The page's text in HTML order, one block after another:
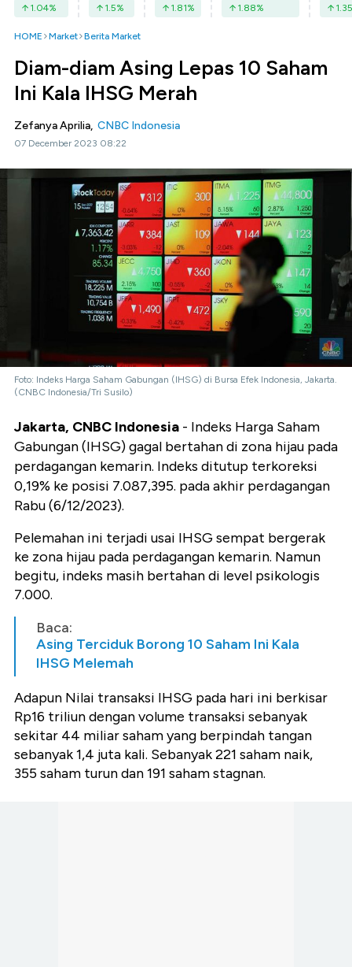
1.04% 1.5% 1.81% 1.88% 1.35
HOME Market Berita Market
Diam-diam Asing Lepas 10 Saham
Ini Kala IHSG Merah
Zefanya Aprilia, CNBC Indonesia
07 December 2023 08:22
Foto: Indeks Harga Saham Gabungan (IHSG) di Bursa Efek Indonesia, Jakarta.
(CNBC Indonesia/Tri Susilo)
Jakarta, CNBC Indonesia - Indeks Harga Saham
Gabungan (IHSG) gagal bertahan di zona hijau pada
perdagangan kemarin. Indeks ditutup terkoreksi
0,19% ke posisi 7.087,395. pada akhir perdagangan
Rabu (6/12/2023).
Pelemahan ini terjadi usai IHSG sempat bergerak
ke zona hijau pada perdagangan kemarin. Namun
begitu, indeks masih bertahan di level psikologis
7.000.
Baca:
Asing Terciduk Borong 10 Saham Ini Kala
IHSG Melemah
Adapun Nilai transaksi IHSG pada hari ini berkisar
Rp16 triliun dengan volume transaksi sebanyak
sekitar 44 miliar saham yang berpindah tangan
sebanyak 1,4 juta kali. Sebanyak 221 saham naik,
355 saham turun dan 191 saham stagnan.